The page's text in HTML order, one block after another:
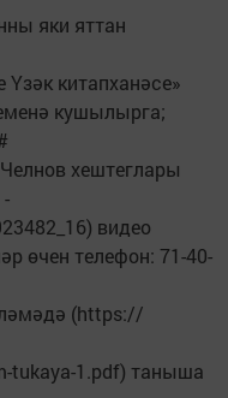
яки яттан
китапханәсе»
кушылырга;
хештеглары
видео
өчен телефон: 71-40-
(https://
tukaya-1.pdf) таныша